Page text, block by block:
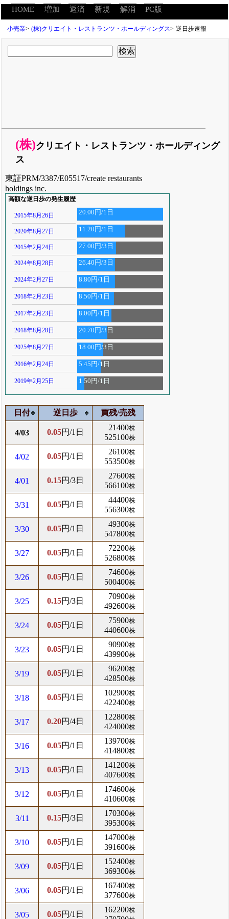
HOME 増加 返済 新規 解消 PC版
小売業> (株)クリエイト・レストランツ・ホールディングス> 逆日歩速報
(株)クリエイト・レストランツ・ホールディング
ス
東証PRM/3387/E05517/create restaurants
holdings inc.
高額な逆日歩の発生履歴
2015年8月26日 20.00円/1日
2020年8月27日 11.20円/1日
2015年2月24日 27.00円/3日
2024年8月28日 26.40円/3日
2024年2月27日 8.80円/1日
2018年2月23日 8.50円/1日
2017年2月23日 8.00円/1日
2018年8月28日 20.70円/3日
2025年8月27日 18.00円/3日
2016年2月24日 5.45円/1日
2019年2月25日 1.50円/1日
日付 逆日歩 買残/売残
4/03 0.05円/1日
21400株
525100株
4/02 0.05円/1日
26100株
553500株
4/01 0.15円/3日
27600株
566100株
3/31 0.05円/1日
44400株
556300株
3/30 0.05円/1日
49300株
547800株
3/27 0.05円/1日
72200株
526800株
3/26 0.05円/1日
74600株
500400株
3/25 0.15円/3日
70900株
492600株
3/24 0.05円/1日
75900株
440600株
3/23 0.05円/1日
90900株
439900株
3/19 0.05円/1日
96200株
428500株
3/18 0.05円/1日
102900株
422400株
3/17 0.20円/4日
122800株
424000株
3/16 0.05円/1日
139700株
414800株
3/13 0.05円/1日
141200株
407600株
3/12 0.05円/1日
174600株
410600株
3/11 0.15円/3日
170300株
395300株
3/10 0.05円/1日
147000株
391600株
3/09 0.05円/1日
152400株
369300株
3/06 0.05円/1日
167400株
377600株
3/05 0.05円/1日
162200株